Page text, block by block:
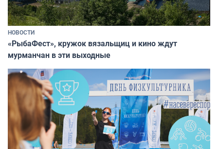
НОВОСТИ
«РыбаФест», кружок вязальщиц и кино ждут
мурманчан в эти выходные